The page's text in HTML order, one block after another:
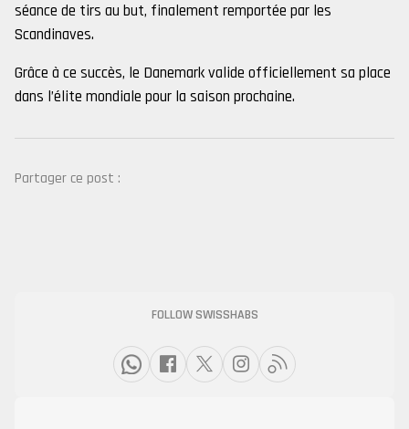
séance de tirs au but, finalement remportée par les
Scandinaves.
Grâce à ce succès, le Danemark valide officiellement sa place
dans l’élite mondiale pour la saison prochaine.
Partager ce post :
FOLLOW SWISSHABS